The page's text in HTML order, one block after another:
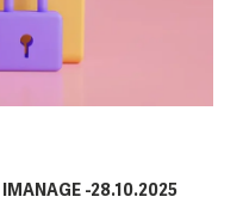
IMANAGE -28.10.2025